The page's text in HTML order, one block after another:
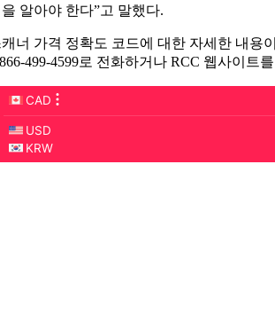
알아야 한다”고 말했다.
너 가격 정확도 코드에 대한 자세한 내용
499-4599로 전화하거나 RCC 웹사이트